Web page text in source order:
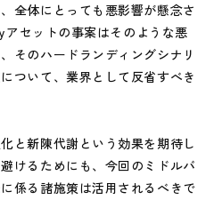
全体にとっても悪影響が懸念さ
セットの事案はそのような悪
そのハードランディングシナリ
ついて、業界として反省すべき
と新陳代謝という効果を期待し
けるためにも、今回のミドルバ
係る諸施策は活用されるべきで